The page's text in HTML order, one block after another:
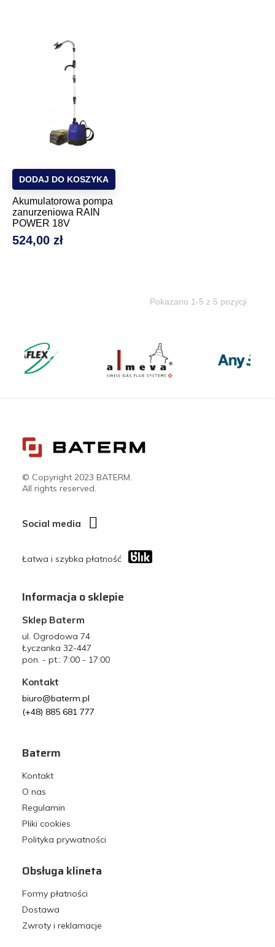
Akumulatorowa pompa
zanurzeniowa RAIN
POWER 18V
Cena
524,00 zł
DODAJ DO KOSZYKA
Pokazano 1-5 z 5 pozycji
© Copyright 2023 BATERM.
All rights reserved.
Social media
Łatwa i szybka płatność
Informacja o sklepie
Sklep Baterm
ul. Ogrodowa 74
Łyczanka 32-447
pon. - pt.: 7:00 - 17:00
Kontakt
biuro@baterm.pl
(+48) 885 681 777
Baterm
Kontakt
O nas
Regulamin
Pliki cookies
Polityka prywatności
Obsługa klineta
Formy płatności
Dostawa
Zwroty i reklamacje